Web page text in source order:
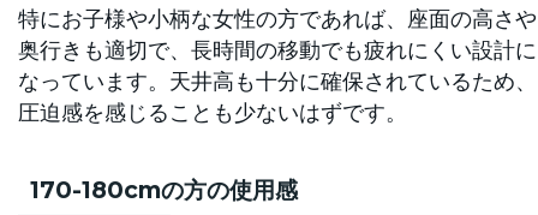
特にお子様や小柄な女性の方であれば、座面の高さや
奥行きも適切で、長時間の移動でも疲れにくい設計に
なっています。天井高も十分に確保されているため、
圧迫感を感じることも少ないはずです。
170-180cmの方の使用感